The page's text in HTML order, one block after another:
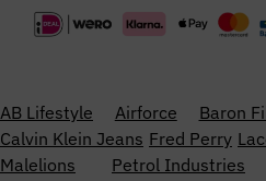
AB Lifestyle Airforce Baron
Calvin Klein Jeans Fred Perry
Malelions
Petrol Industries